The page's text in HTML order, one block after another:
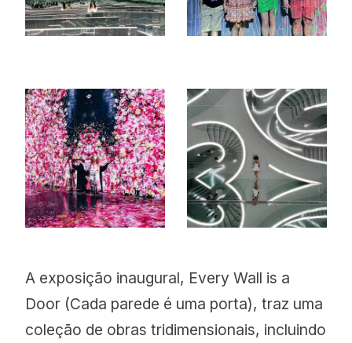
A exposição inaugural, Every Wall is a
Door (Cada parede é uma porta), traz uma
coleção de obras tridimensionais, incluindo